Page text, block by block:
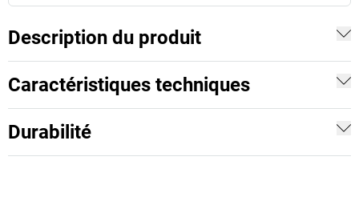
Description du produit
Caractéristiques techniques
Durabilité